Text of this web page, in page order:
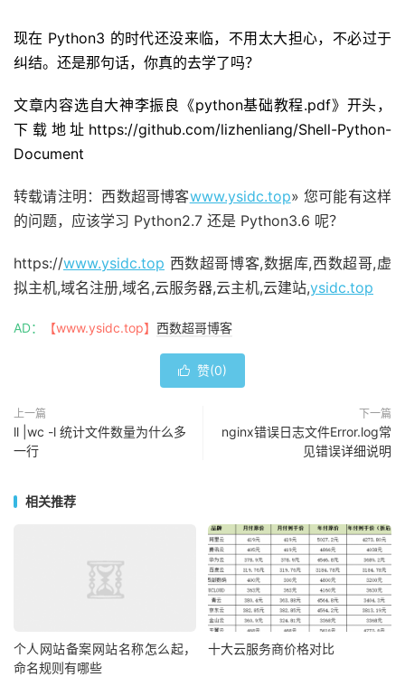
现在 Python3 的时代还没来临，不用太大担心，不必过于
纠结。还是那句话，你真的去学了吗？
文章内容选自大神李振良《python基础教程.pdf》开头，
下载地址https://github.com/lizhenliang/Shell-Python-
Document
转载请注明：西数超哥博客www.ysidc.top» 您可能有这样
的问题，应该学习 Python2.7 还是 Python3.6 呢？
https://www.ysidc.top 西数超哥博客,数据库,西数超哥,虚
拟主机,域名注册,域名,云服务器,云主机,云建站,ysidc.top
AD： 【www.ysidc.top】 西数超哥博客
 赞(0)
上一篇
ll |wc -l 统计文件数量为什么多
一行
下一篇
nginx错误日志文件Error.log常
见错误详细说明
相关推荐
个人网站备案网站名称怎么起，
命名规则有哪些
十大云服务商价格对比